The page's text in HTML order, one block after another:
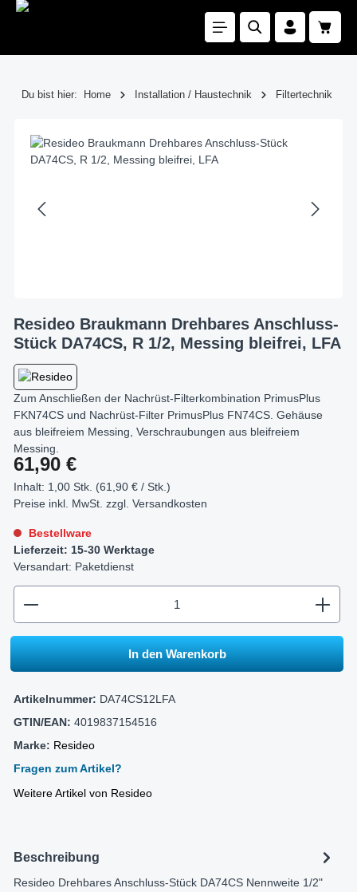
Du bist hier: Home Installation / Haustechnik Filtertechnik
Resideo Braukmann Drehbares Anschluss-
Stück DA74CS, R 1/2, Messing bleifrei, LFA
Zum Anschließen der Nachrüst-Filterkombination PrimusPlus
FKN74CS und Nachrüst-Filter PrimusPlus FN74CS. Gehäuse
aus bleifreiem Messing, Verschraubungen aus bleifreiem
Messing.
Regulärer Preis:
61,90 €
Inhalt: 1,00 Stk. (61,90 € / Stk.)
Preise inkl. MwSt. zzgl. Versandkosten
Bestellware
Lieferzeit: 15-30 Werktage
Versandart: Paketdienst
zentheme.component.product.quantitySelect.legend
In den Warenkorb
Artikelnummer: DA74CS12LFA
GTIN/EAN: 4019837154516
Marke: Resideo
Fragen zum Artikel?
Weitere Artikel von Resideo
Beschreibung
Resideo Drehbares Anschluss-Stück DA74CS Nennweite 1/2"